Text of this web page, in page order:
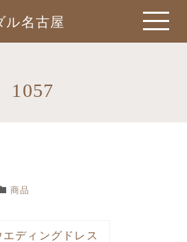
ル名古屋
1057
商品
エディングドレス